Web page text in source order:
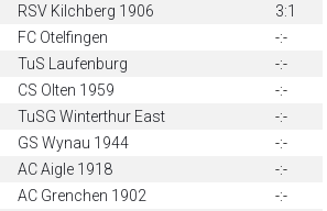
RSV Kilchberg 1906
3:1
FC Otelfingen
-:-
TuS Laufenburg
-:-
CS Olten 1959
-:-
TuSG Winterthur East
-:-
GS Wynau 1944
-:-
AC Aigle 1918
-:-
AC Grenchen 1902
-:-